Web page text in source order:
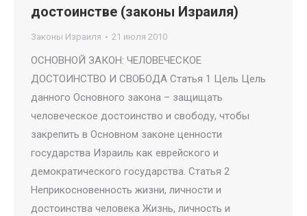
достоинстве (законы Израиля)
Законы Израиля 21 июля 2010
ОСНОВНОЙ ЗАКОН: ЧЕЛОВЕЧЕСКОЕ
ДОСТОИНСТВО И СВОБОДА Статья 1 Цель Цель
данного Основного закона – защищать
человеческое достоинство и свободу, чтобы
закрепить в Основном законе ценности
государства Израиль как еврейского и
демократического государства. Статья 2
Неприкосновенность жизни, личности и
достоинства человека Жизнь, личность и